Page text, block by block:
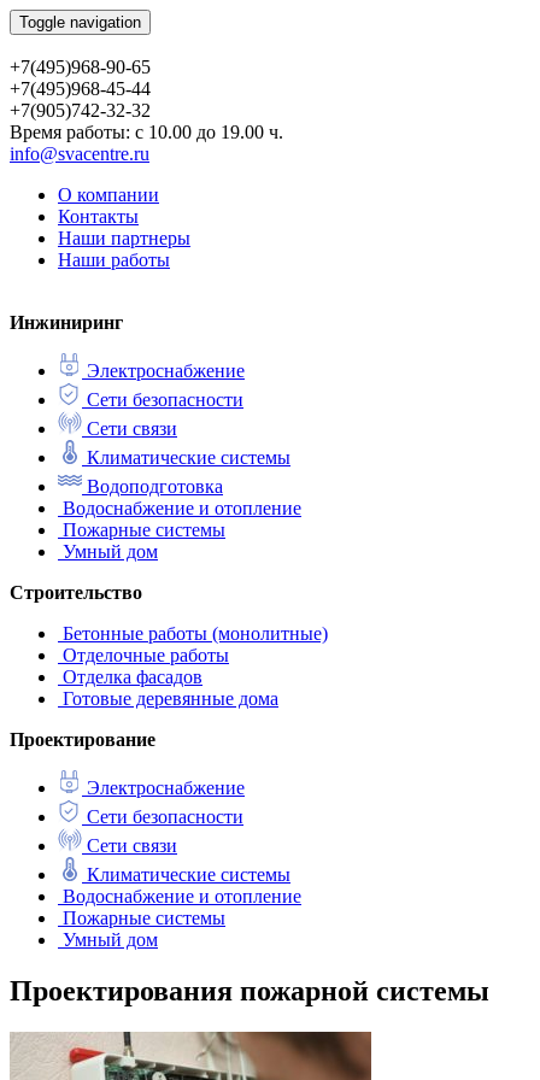
Toggle navigation
+7(495)968-90-65
+7(495)968-45-44
+7(905)742-32-32
Время работы: с 10.00 до 19.00 ч.
info@svacentre.ru
О компании
Контакты
Наши партнеры
Наши работы
Инжиниринг
Электроснабжение
Сети безопасности
Сети связи
Климатические системы
Водоподготовка
Водоснабжение и отопление
Пожарные системы
Умный дом
Строительство
Бетонные работы (монолитные)
Отделочные работы
Отделка фасадов
Готовые деревянные дома
Проектирование
Электроснабжение
Сети безопасности
Сети связи
Климатические системы
Водоснабжение и отопление
Пожарные системы
Умный дом
Проектирования пожарной системы